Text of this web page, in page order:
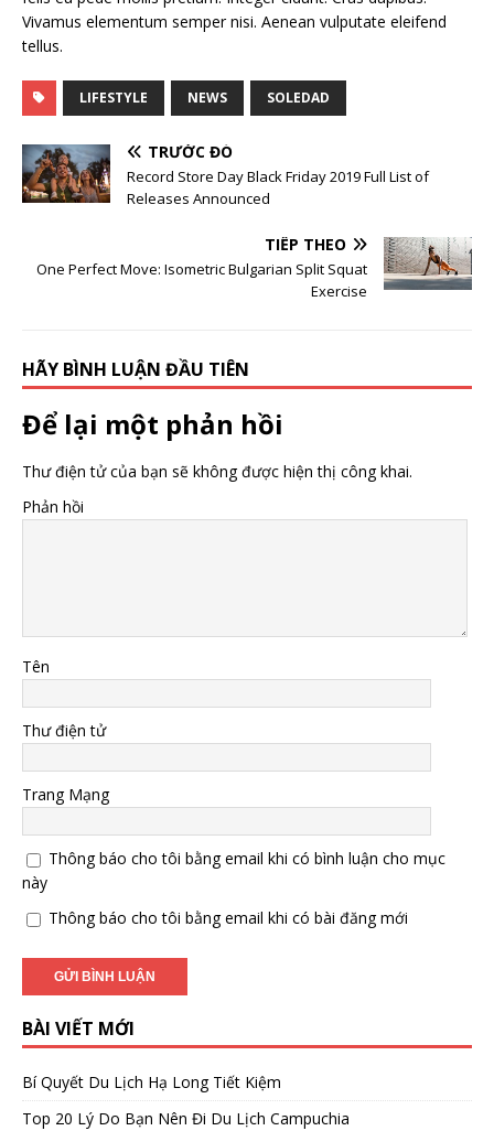
Vivamus elementum semper nisi. Aenean vulputate eleifend
tellus.
LIFESTYLE NEWS SOLEDAD
TRƯỚC ĐÓ
Record Store Day Black Friday 2019 Full List of
Releases Announced
TIẾP THEO
One Perfect Move: Isometric Bulgarian Split Squat
Exercise
HÃY BÌNH LUẬN ĐẦU TIÊN
Để lại một phản hồi
Thư điện tử của bạn sẽ không được hiện thị công khai.
Phản hồi
Tên
Thư điện tử
Trang Mạng
Thông báo cho tôi bằng email khi có bình luận cho mục
này
Thông báo cho tôi bằng email khi có bài đăng mới
BÀI VIẾT MỚI
Bí Quyết Du Lịch Hạ Long Tiết Kiệm
Top 20 Lý Do Bạn Nên Đi Du Lịch Campuchia